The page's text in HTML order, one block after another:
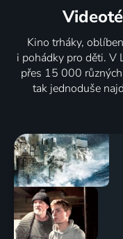
Kino trháky,
i pohádky pro děti. V
přes 15 000
tak jednoduše